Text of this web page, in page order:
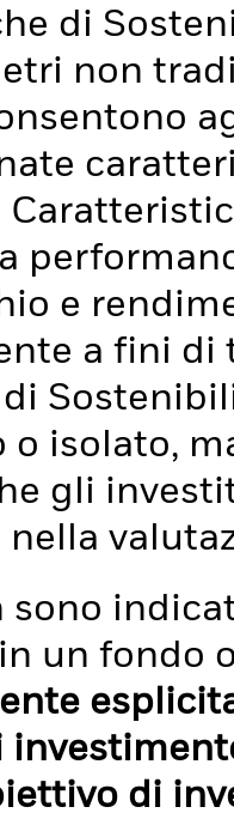
di
non
e
a fini di
o isolato,
gli
sono
un fondo
di